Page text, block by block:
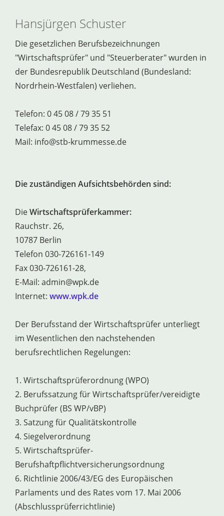
Hansjürgen Schuster
Die gesetzlichen Berufsbezeichnungen
"Wirtschaftsprüfer" und "Steuerberater" wurden in
der Bundesrepublik Deutschland (Bundesland:
Nordrhein-Westfalen) verliehen.
Telefon: 0 45 08 / 79 35 51
Telefax: 0 45 08 / 79 35 52
Mail: info@stb-krummesse.de
Die zuständigen Aufsichtsbehörden sind:
DieWirtschaftsprüferkammer:
Rauchstr. 26,
10787 Berlin
Telefon 030-726161-149
Fax 030-726161-28,
E-Mail: admin@wpk.de
Internet: www.wpk.de
Der Berufsstand der Wirtschaftsprüfer unterliegt
im Wesentlichen den nachstehenden
berufsrechtlichen Regelungen:
1. Wirtschaftsprüferordnung (WPO)
2. Berufssatzung für Wirtschaftsprüfer/vereidigte
Buchprüfer (BS WP/vBP)
3. Satzung für Qualitätskontrolle
4. Siegelverordnung
5. Wirtschaftsprüfer-
Berufshaftpflichtversicherungsordnung
6. Richtlinie 2006/43/EG des Europäischen
Parlaments und des Rates vom 17. Mai 2006
(Abschlussprüferrichtlinie)